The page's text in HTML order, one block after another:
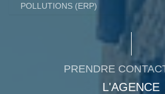
POLLUTIONS (ERP)
PRENDRE
L'AGENCE